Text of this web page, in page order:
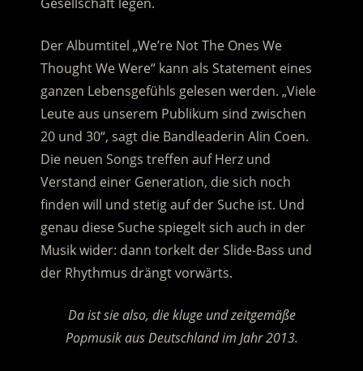
Der Albumtitel „We’re Not The Ones We
Thought We Were“ kann als Statement eines
ganzen Lebensgefühls gelesen werden. „Viele
Leute aus unserem Publikum sind zwischen
20 und 30“, sagt die Bandleaderin Alin Coen.
Die neuen Songs treffen auf Herz und
Verstand einer Generation, die sich noch
finden will und stetig auf der Suche ist. Und
genau diese Suche spiegelt sich auch in der
Musik wider: dann torkelt der Slide-Bass und
der Rhythmus drängt vorwärts.
Da ist sie also, die kluge und zeitgemäße
Popmusik aus Deutschland im Jahr 2013.